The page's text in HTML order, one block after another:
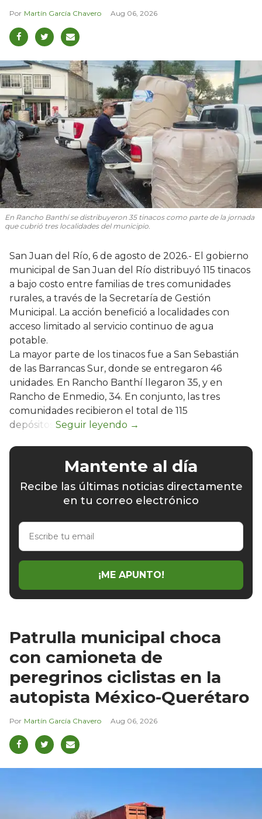
Martín García Chavero Aug 06, 2026
En Rancho Banthí se distribuyeron 35 tinacos como parte de la jornada
que cubrió tres localidades del municipio.
San Juan del Río, 6 de agosto de 2026.- El gobierno
municipal de San Juan del Río distribuyó 115 tinacos
a bajo costo entre familias de tres comunidades
rurales, a través de la Secretaría de Gestión
Municipal. La acción benefició a localidades con
acceso limitado al servicio continuo de agua
potable.
La mayor parte de los tinacos fue a San Sebastián
de las Barrancas Sur, donde se entregaron 46
unidades. En Rancho Banthí llegaron 35, y en
Rancho de Enmedio, 34. En conjunto, las tres
comunidades recibieron el total de 115
depósitos.
Mantente al día
Recibe las últimas noticias directamente
en tu correo electrónico
Escribe
email
¡ME APUNTO!
Patrulla municipal choca
con camioneta de
peregrinos ciclistas en la
autopista México-Querétaro
Martín García Chavero Aug 06, 2026